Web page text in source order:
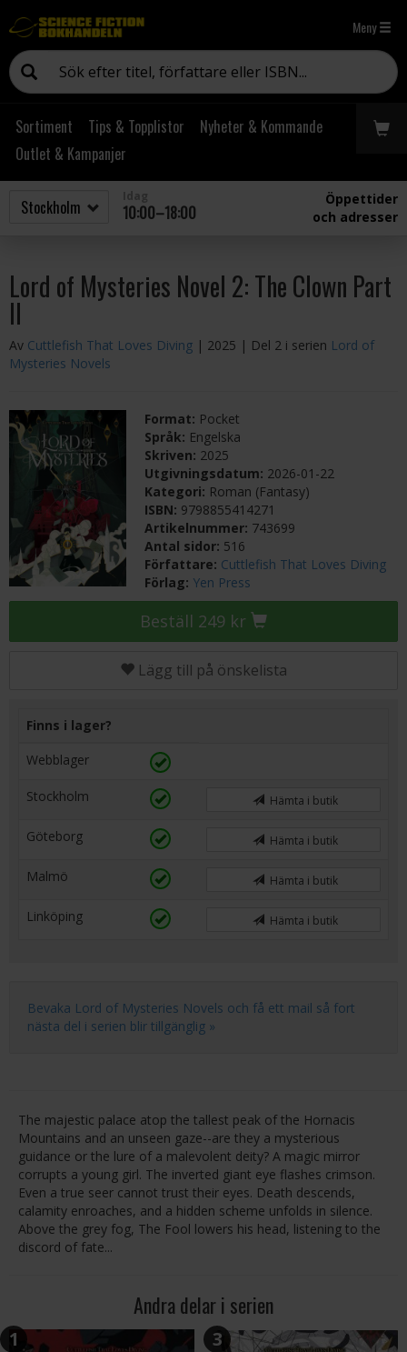
Meny
Sortiment Tips & Topplistor
Nyheter & Kommande
Outlet & Kampanjer
10:00–18:00
Öppettider
och adresser
Lord of Mysteries Novel 2: The Clown Part
II
Av Cuttlefish That Loves Diving | 2025 | Del 2 i serien Lord of
Mysteries Novels
Format: Pocket
Språk: Engelska
Skriven: 2025
Utgivningsdatum: 2026-01-22
Kategori: Roman (Fantasy)
ISBN: 9798855414271
Artikelnummer: 743699
Antal sidor: 516
Författare: Cuttlefish That Loves Diving
Förlag: Yen Press
Beställ 249 kr
Lägg till på önskelista
Finns i lager?
Webblager
Stockholm Hämta i butik
Göteborg Hämta i butik
Malmö Hämta i butik
Linköping Hämta i butik
Bevaka Lord of Mysteries Novels och få ett mail så fort
nästa del i serien blir tillgänglig »
The majestic palace atop the tallest peak of the Hornacis
Mountains and an unseen gaze--are they a mysterious
guidance or the lure of a malevolent deity? A magic mirror
corrupts a young girl. The inverted giant eye flashes crimson.
Even a true seer cannot trust their eyes. Death descends,
calamity enroaches, and a hidden scheme unfolds in silence.
Above the grey fog, The Fool lowers his head, listening to the
discord of fate...
Andra delar i serien
1 3